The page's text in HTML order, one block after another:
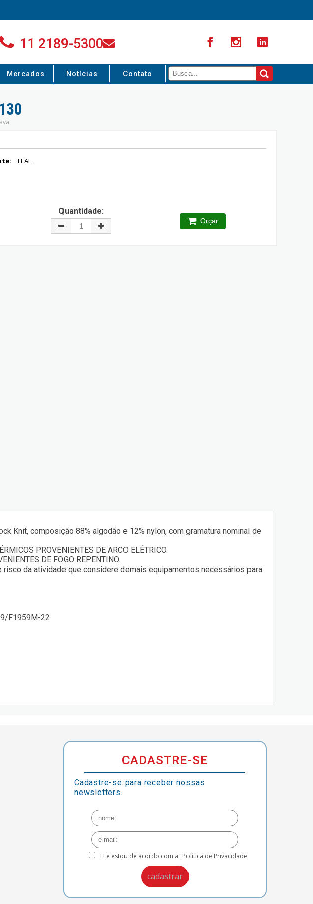
11 2189-5300
Mercados Notícias Contato
LEAL
Quantidade:
Orçar
Knit, composição 88% algodão e 12% nylon, com gramatura nominal de
PROVENIENTES DE ARCO ELÉTRICO.
DE FOGO REPENTINO.
da atividade que considere demais equipamentos necessários para
F1959M-22
CADASTRE-SE
Cadastre-se para receber nossas
newsletters.
Li e estou de acordo com a Política de Privacidade.